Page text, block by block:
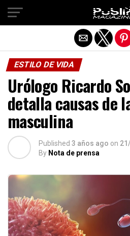
ESTILO DE VIDA
Urólogo Ricardo
detalla causas de
masculina
Published 3 años ago on
By Nota de prensa
Salir de la